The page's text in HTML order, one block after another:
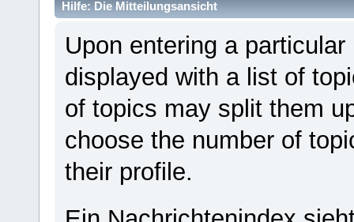
Hilfe: Die Mitteilungsansicht
Upon entering a
displayed with a list of
of topics may split them
choose the number of
their profile.